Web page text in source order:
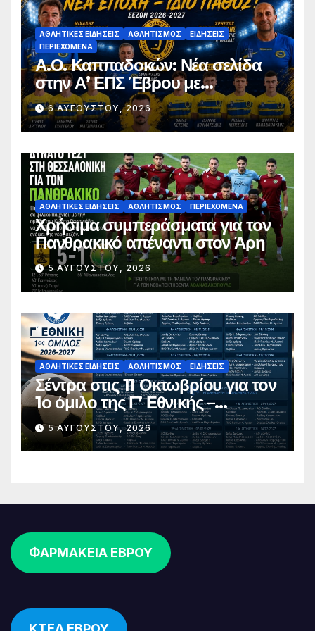
ΑΘΛΗΤΙΚΈΣ ΕΙΔΉΣΕΙΣ ΑΘΛΗΤΙΣΜΌΣ
ΕΙΔΉΣΕΙΣ
ΠΕΡΙΕΧΌΜΕΝΑ
Α.Ο. Καππαδοκών: Νέα σελίδα
στην Α’ ΕΠΣ Έβρου με
φιλοδοξίες, σταθερότητα και
επένδυση στη νέα γενιά
6 ΑΥΓΟΎΣΤΟΥ, 2026
ΑΘΛΗΤΙΚΈΣ ΕΙΔΉΣΕΙΣ ΑΘΛΗΤΙΣΜΌΣ ΠΕΡΙΕΧΌΜΕΝΑ
Χρήσιμα συμπεράσματα για τον
Πανθρακικό απέναντι στον Άρη
5 ΑΥΓΟΎΣΤΟΥ, 2026
ΑΘΛΗΤΙΚΈΣ ΕΙΔΉΣΕΙΣ ΑΘΛΗΤΙΣΜΌΣ ΕΙΔΉΣΕΙΣ
Σέντρα στις 11 Οκτωβρίου για τον
1ο όμιλο της Γ’ Εθνικής –
Ανακοινώθηκε το πλήρες
πρόγραμμα
5 ΑΥΓΟΎΣΤΟΥ, 2026
ΦΑΡΜΑΚΕΙΑ ΕΒΡΟΥ